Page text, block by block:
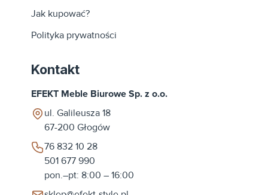
Jak kupować?
Polityka prywatności
Kontakt
EFEKT Meble Biurowe Sp. z o.o.
ul. Galileusza 18
67-200 Głogów
76 832 10 28
501 677 990
pon.–pt: 8:00 – 16:00